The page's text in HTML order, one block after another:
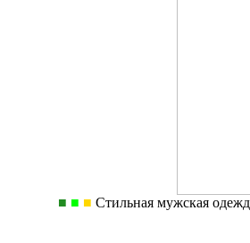
■ ■ ■ Стильная мужская